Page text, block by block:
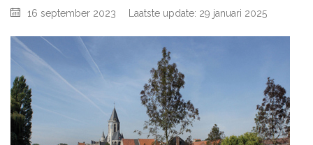
16 september 2023 Laatste update: 29 januari 2025